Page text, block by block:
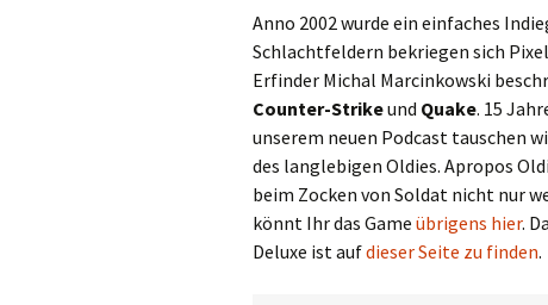
Anno 2002 wurde ein einfaches
Schlachtfeldern bekriegen sich
Erfinder Michal Marcinkowski
Counter-Strikeund Quake. 15
unserem neuen Podcast tauschen
des langlebigen Oldies. Apropos
beim Zocken von Soldat nicht nur
könnt Ihr das Game übrigens hier.
Deluxe ist aufdieser Seite zu finden.